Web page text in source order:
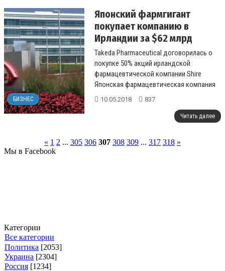
БИЗНЕС
Японский фармгигант
покупает компанию в
Ирландии за $62 млрд
Takeda Pharmaceutical договорилась о
покупке 50% акций ирландской
фармацевтической компании Shire
Японская фармацевтическая компания
Takeda Pharmaceutical договорилась о
10.05.2018 837
Читать далее
« 1 2 ... 305 306 307 308 309 ... 317 318 »
Мы в Facebook
Категории
Все категории
Политика [2053]
Украина [2304]
Россия [1234]